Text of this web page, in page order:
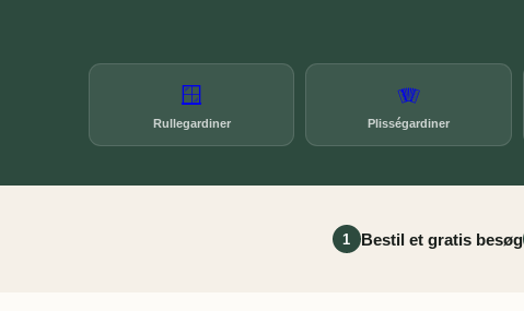
🪟
Rullegardiner
🪗
Plisségardiner
1 Bestil et gratis besøg